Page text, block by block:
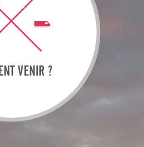
VENIR ?